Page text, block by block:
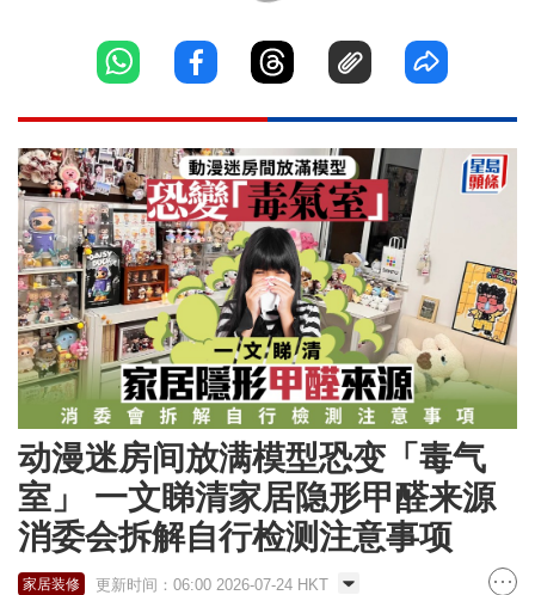
动漫迷房间放满模型恐变「毒气
室」 一文睇清家居隐形甲醛来源
消委会拆解自行检测注意事项
家居装修 更新时间：06:00 2026-07-24 HKT